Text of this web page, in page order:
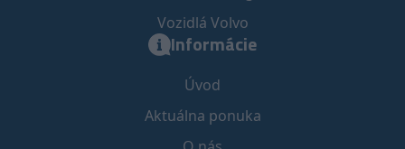
Vozidlá Volvo
Informácie
Úvod
Aktuálna ponuka